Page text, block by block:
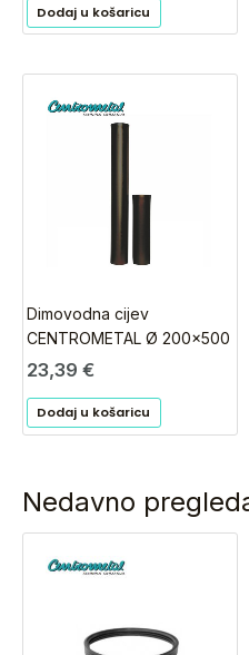
Dodaj u košaricu
Dimovodna cijev
CENTROMETAL Ø 200×500
23,39 €
Dodaj u košaricu
Nedavno